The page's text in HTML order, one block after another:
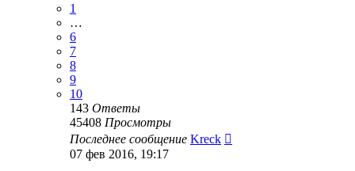
1
…
6
7
8
9
10
143 Ответы
45408 Просмотры
Последнее сообщение Kreck
07 фев 2016, 19:17